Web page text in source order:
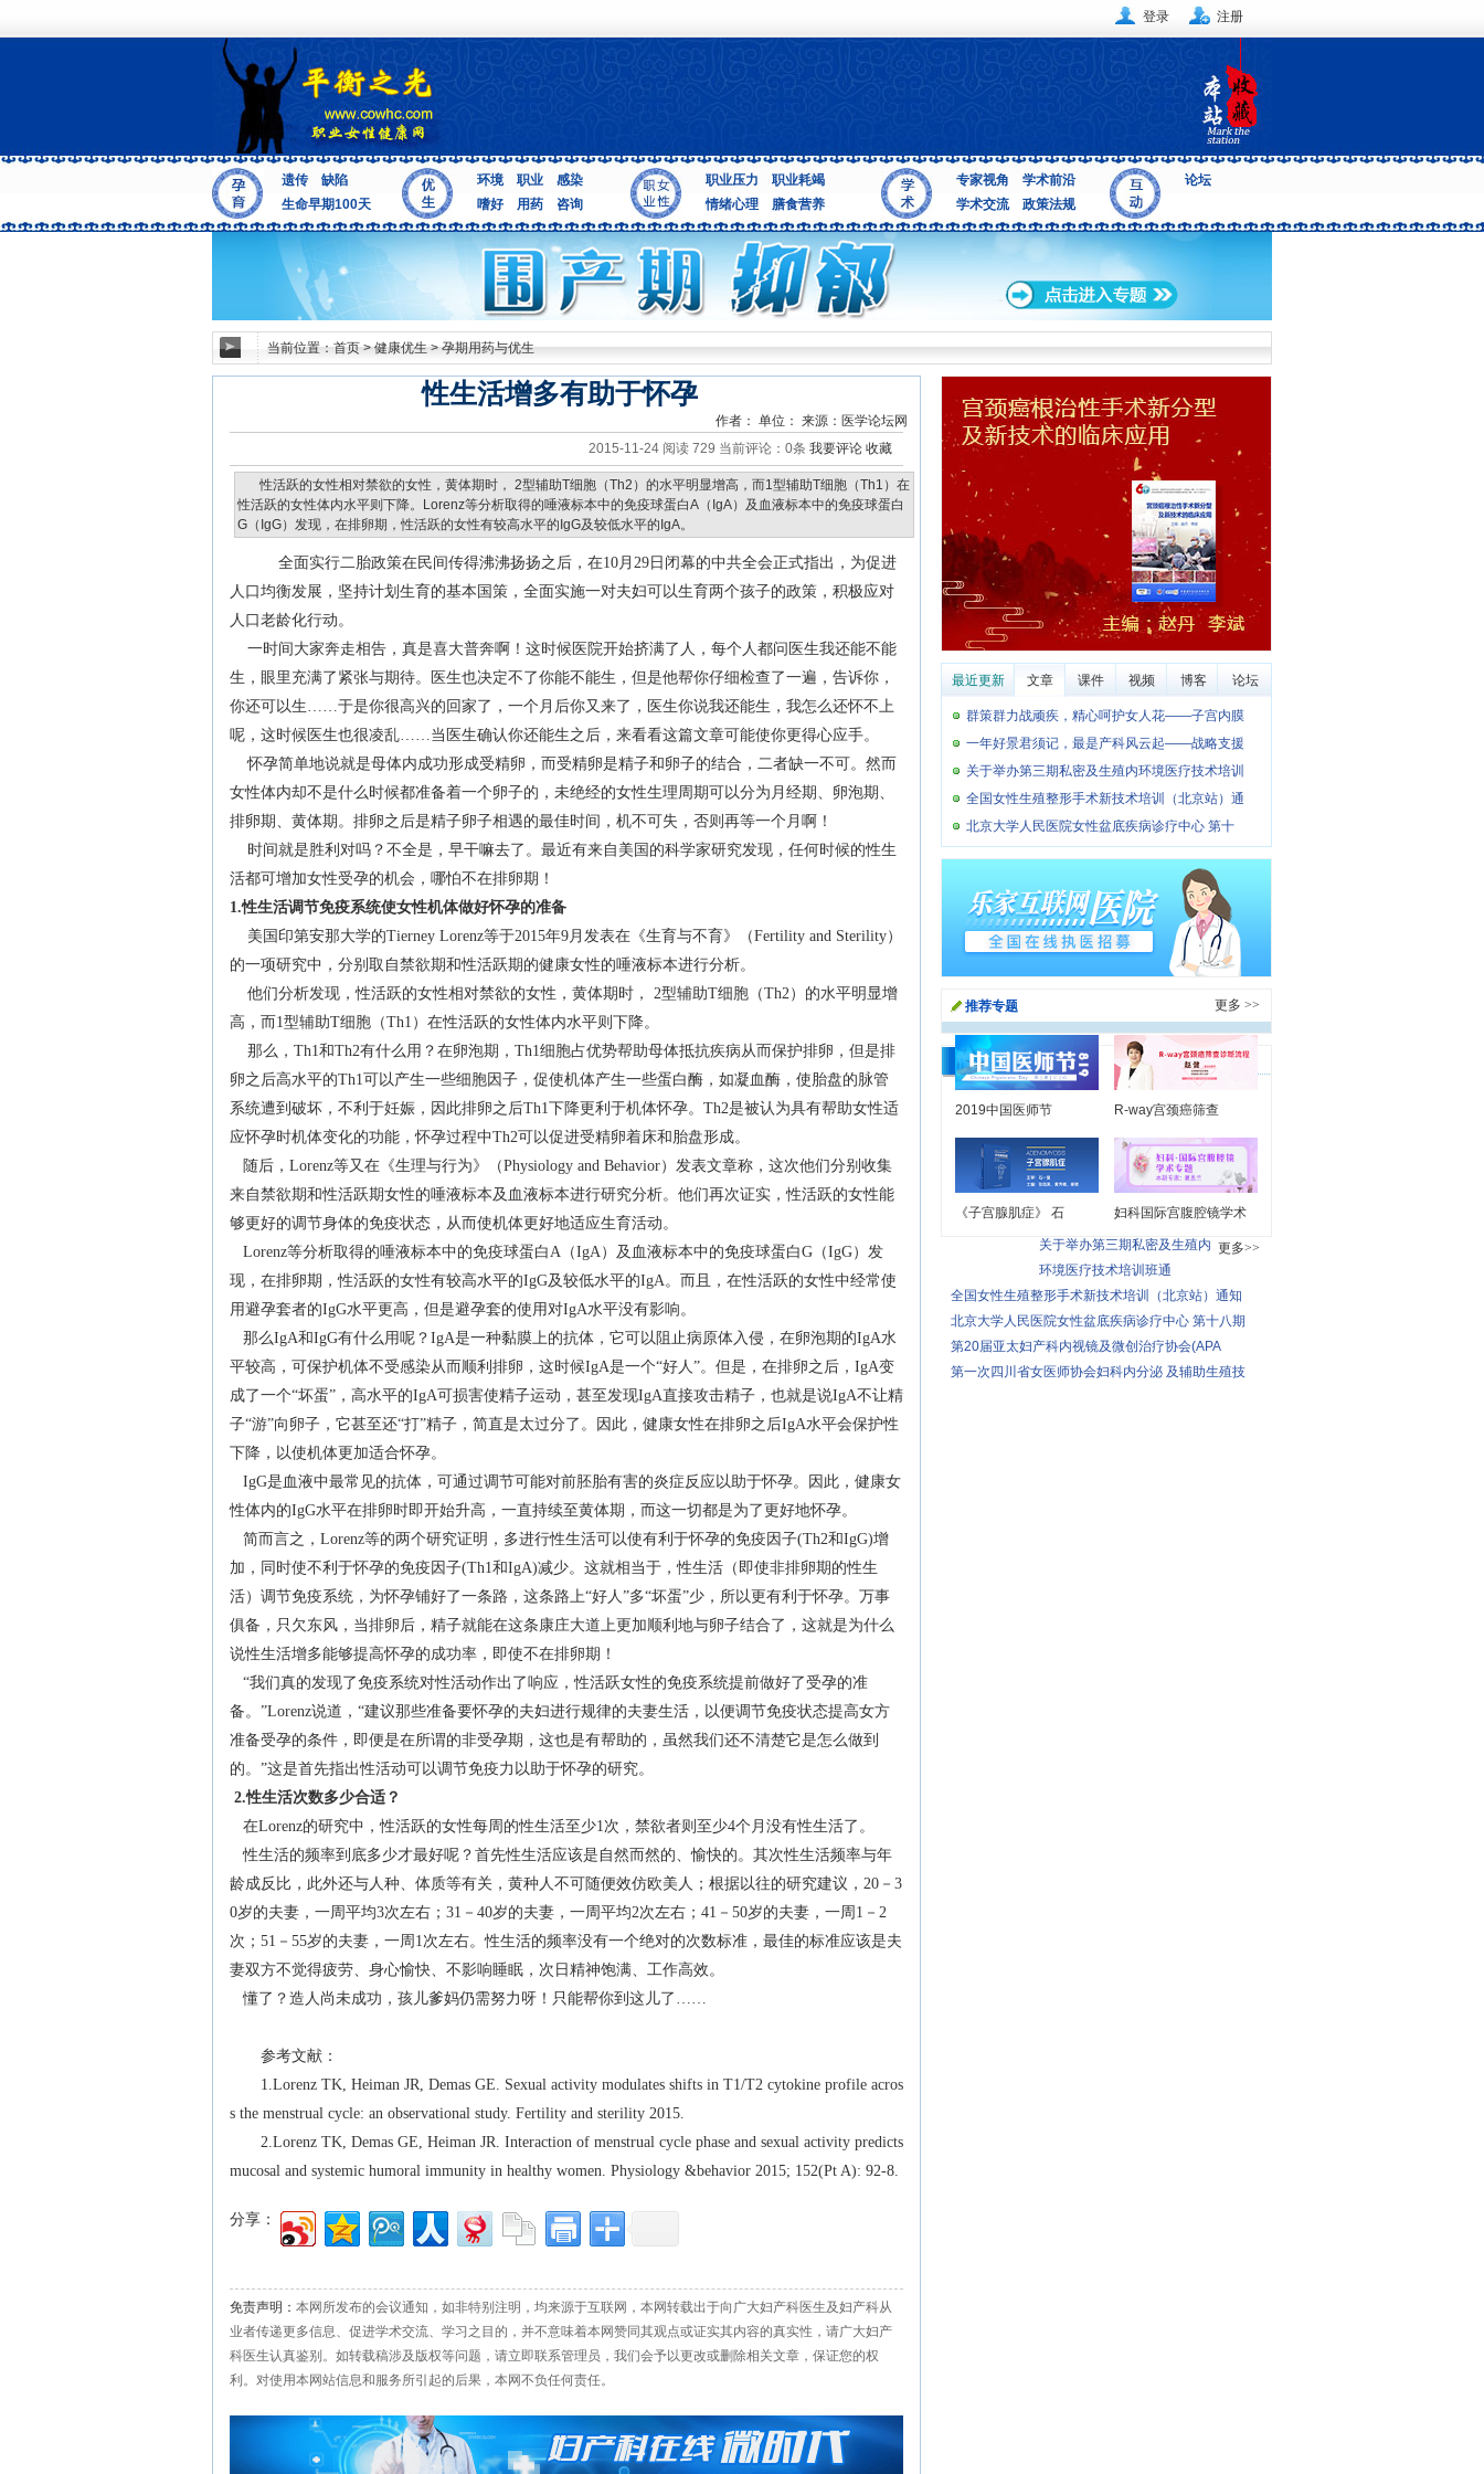
登录 注册
遗传
缺陷
生命早期100天
环境 职业
感染
嗜好
用药 咨询
职业压力
职业耗竭
情绪心理
膳食营养
专家视角
学术前沿
学术交流
政策法规
论坛
当前位置：首页>健康优生>孕期用药与优生
性生活增多有助于怀孕
作者： 单位： 来源：医学论坛网
2015-11-24 阅读 729 当前评论：0条 我要评论 收藏
性活跃的女性相对禁欲的女性，黄体期时， 2型辅助T细胞（Th2）的水平明显增高，而1型辅助T细胞（Th1）在
性活跃的女性体内水平则下降。Lorenz等分析取得的唾液标本中的免疫球蛋白A（IgA）及血液标本中的免疫球蛋白
G（IgG）发现，在排卵期，性活跃的女性有较高水平的IgG及较低水平的IgA。
全面实行二胎政策在民间传得沸沸扬扬之后，在10月29日闭幕的中共全会正式指出，为促进
人口均衡发展，坚持计划生育的基本国策，全面实施一对夫妇可以生育两个孩子的政策，积极应对
人口老龄化行动。
一时间大家奔走相告，真是喜大普奔啊！这时候医院开始挤满了人，每个人都问医生我还能不能
生，眼里充满了紧张与期待。医生也决定不了你能不能生，但是他帮你仔细检查了一遍，告诉你，
你还可以生……于是你很高兴的回家了，一个月后你又来了，医生你说我还能生，我怎么还怀不上
呢，这时候医生也很凌乱……当医生确认你还能生之后，来看看这篇文章可能使你更得心应手。
怀孕简单地说就是母体内成功形成受精卵，而受精卵是精子和卵子的结合，二者缺一不可。然而
女性体内却不是什么时候都准备着一个卵子的，未绝经的女性生理周期可以分为月经期、卵泡期、
排卵期、黄体期。排卵之后是精子卵子相遇的最佳时间，机不可失，否则再等一个月啊！
时间就是胜利对吗？不全是，早干嘛去了。最近有来自美国的科学家研究发现，任何时候的性生
活都可增加女性受孕的机会，哪怕不在排卵期！
1.性生活调节免疫系统使女性机体做好怀孕的准备
美国印第安那大学的Tierney Lorenz等于2015年9月发表在《生育与不育》（Fertility and Sterility）
的一项研究中，分别取自禁欲期和性活跃期的健康女性的唾液标本进行分析。
他们分析发现，性活跃的女性相对禁欲的女性，黄体期时， 2型辅助T细胞（Th2）的水平明显增
高，而1型辅助T细胞（Th1）在性活跃的女性体内水平则下降。
那么，Th1和Th2有什么用？在卵泡期，Th1细胞占优势帮助母体抵抗疾病从而保护排卵，但是排
卵之后高水平的Th1可以产生一些细胞因子，促使机体产生一些蛋白酶，如凝血酶，使胎盘的脉管
系统遭到破坏，不利于妊娠，因此排卵之后Th1下降更利于机体怀孕。Th2是被认为具有帮助女性适
应怀孕时机体变化的功能，怀孕过程中Th2可以促进受精卵着床和胎盘形成。
随后，Lorenz等又在《生理与行为》（Physiology and Behavior）发表文章称，这次他们分别收集
来自禁欲期和性活跃期女性的唾液标本及血液标本进行研究分析。他们再次证实，性活跃的女性能
够更好的调节身体的免疫状态，从而使机体更好地适应生育活动。
Lorenz等分析取得的唾液标本中的免疫球蛋白A（IgA）及血液标本中的免疫球蛋白G（IgG）发
现，在排卵期，性活跃的女性有较高水平的IgG及较低水平的IgA。而且，在性活跃的女性中经常使
用避孕套者的IgG水平更高，但是避孕套的使用对IgA水平没有影响。
那么IgA和IgG有什么用呢？IgA是一种黏膜上的抗体，它可以阻止病原体入侵，在卵泡期的IgA水
平较高，可保护机体不受感染从而顺利排卵，这时候IgA是一个“好人”。但是，在排卵之后，IgA变
成了一个“坏蛋”，高水平的IgA可损害使精子运动，甚至发现IgA直接攻击精子，也就是说IgA不让精
子“游”向卵子，它甚至还“打”精子，简直是太过分了。因此，健康女性在排卵之后IgA水平会保护性
下降，以使机体更加适合怀孕。
IgG是血液中最常见的抗体，可通过调节可能对前胚胎有害的炎症反应以助于怀孕。因此，健康女
性体内的IgG水平在排卵时即开始升高，一直持续至黄体期，而这一切都是为了更好地怀孕。
简而言之，Lorenz等的两个研究证明，多进行性生活可以使有利于怀孕的免疫因子(Th2和IgG)增
加，同时使不利于怀孕的免疫因子(Th1和IgA)减少。这就相当于，性生活（即使非排卵期的性生
活）调节免疫系统，为怀孕铺好了一条路，这条路上“好人”多“坏蛋”少，所以更有利于怀孕。万事
俱备，只欠东风，当排卵后，精子就能在这条康庄大道上更加顺利地与卵子结合了，这就是为什么
说性生活增多能够提高怀孕的成功率，即使不在排卵期！
“我们真的发现了免疫系统对性活动作出了响应，性活跃女性的免疫系统提前做好了受孕的准
备。”Lorenz说道，“建议那些准备要怀孕的夫妇进行规律的夫妻生活，以便调节免疫状态提高女方
准备受孕的条件，即便是在所谓的非受孕期，这也是有帮助的，虽然我们还不清楚它是怎么做到
的。”这是首先指出性活动可以调节免疫力以助于怀孕的研究。
2.性生活次数多少合适？
在Lorenz的研究中，性活跃的女性每周的性生活至少1次，禁欲者则至少4个月没有性生活了。
性生活的频率到底多少才最好呢？首先性生活应该是自然而然的、愉快的。其次性生活频率与年
龄成反比，此外还与人种、体质等有关，黄种人不可随便效仿欧美人；根据以往的研究建议，20－3
0岁的夫妻，一周平均3次左右；31－40岁的夫妻，一周平均2次左右；41－50岁的夫妻，一周1－2
次；51－55岁的夫妻，一周1次左右。性生活的频率没有一个绝对的次数标准，最佳的标准应该是夫
妻双方不觉得疲劳、身心愉快、不影响睡眠，次日精神饱满、工作高效。
懂了？造人尚未成功，孩儿爹妈仍需努力呀！只能帮你到这儿了……
参考文献：
1.Lorenz TK, Heiman JR, Demas GE. Sexual activity modulates shifts in T1/T2 cytokine profile acros
s the menstrual cycle: an observational study. Fertility and sterility 2015.
2.Lorenz TK, Demas GE, Heiman JR. Interaction of menstrual cycle phase and sexual activity predicts
mucosal and systemic humoral immunity in healthy women. Physiology &behavior 2015; 152(Pt A): 92-8.
分享：
免责声明： 本网所发布的会议通知，如非特别注明，均来源于互联网，本网转载出于向广大妇产科医生及妇产科从
业者传递更多信息、促进学术交流、学习之目的，并不意味着本网赞同其观点或证实其内容的真实性，请广大妇产
科医生认真鉴别。如转载稿涉及版权等问题，请立即联系管理员，我们会予以更改或删除相关文章，保证您的权
利。对使用本网站信息和服务所引起的后果，本网不负任何责任。
最近更新 文章 课件 视频 博客 论坛
群策群力战顽疾，精心呵护女人花——子宫内膜
一年好景君须记，最是产科风云起——战略支援
关于举办第三期私密及生殖内环境医疗技术培训
全国女性生殖整形手术新技术培训（北京站）通
北京大学人民医院女性盆底疾病诊疗中心 第十
推荐专题 更多 >>
2019中国医师节 R-way宫颈癌筛查
《子宫腺肌症》 石 妇科国际宫腹腔镜学术
更多>>
关于举办第三期私密及生殖内
环境医疗技术培训班通
全国女性生殖整形手术新技术培训（北京站）通知
北京大学人民医院女性盆底疾病诊疗中心 第十八期
第20届亚太妇产科内视镜及微创治疗协会(APA
第一次四川省女医师协会妇科内分泌 及辅助生殖技